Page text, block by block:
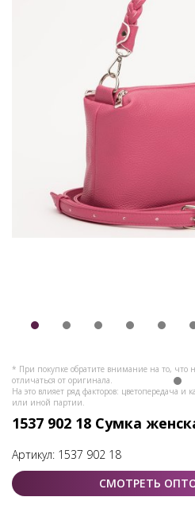
* При покупке обратите внимание на то, что
отличаться от оригинала.
На это влияет ряд факторов: цветопередача и
или иной партии.
1537 902 18 Сумка
Артикул: 1537 902 18
СМОТРЕТЬ